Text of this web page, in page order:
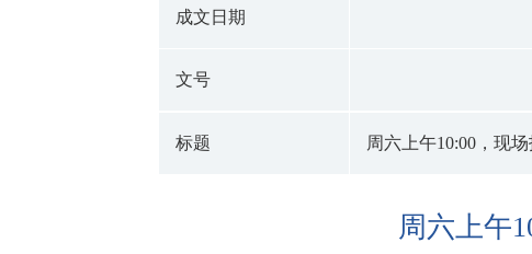
成文日期
文号
标题 周六上午10:00，现
周六上午